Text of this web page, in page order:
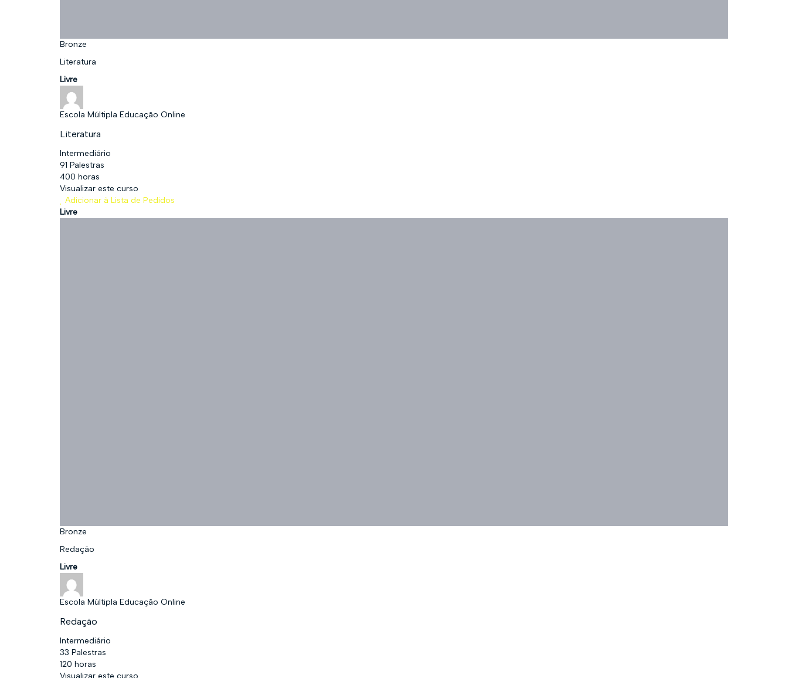
Bronze
Literatura
Livre
Escola Múltipla Educação Online
Literatura
Intermediário
91 Palestras
400 horas
Visualizar este curso
Adicionar à Lista de Pedidos
Livre
Bronze
Redação
Livre
Escola Múltipla Educação Online
Redação
Intermediário
33 Palestras
120 horas
Visualizar este curso